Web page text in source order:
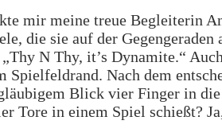
mir meine treue Begleiterin
die sie auf der Gegengeraden
N Thy, it’s Dynamite.“
Spielfeldrand. Nach dem
Blick vier Finger in
Tore in einem Spiel schießt?